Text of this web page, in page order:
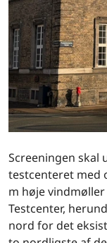
Screeningen skal
testcenteret med
m høje
Testcenter,
nord for det